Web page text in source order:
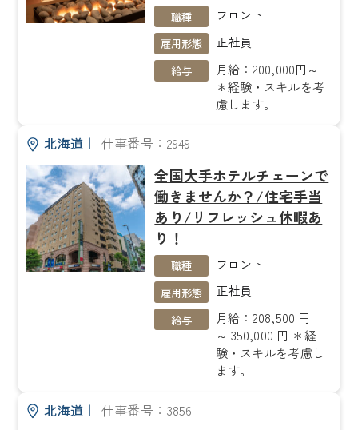
職種 フロント
雇用形態 正社員
給与
月給：200,000円～
＊経験・スキルを考
慮します。
北海道｜ 仕事番号：2949
全国大手ホテルチェーンで
働きませんか？/住宅手当
あり/リフレッシュ休暇あ
り！
職種 フロント
雇用形態 正社員
給与
月給：208,500 円
～ 350,000 円 ＊経
験・スキルを考慮し
ます。
北海道｜ 仕事番号：3856